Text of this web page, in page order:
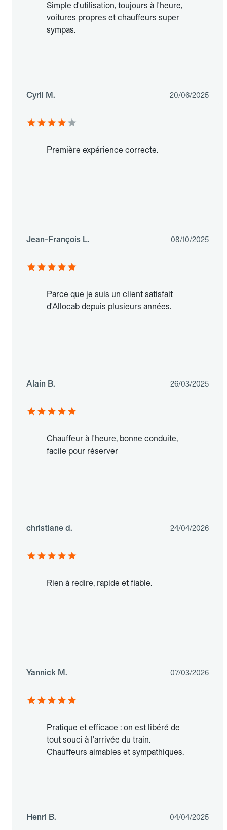
Simple d'utilisation, toujours à l'heure,
voitures propres et chauffeurs super
sympas.
Cyril M. 20/06/2025
Première expérience correcte.
Jean-François L. 08/10/2025
Parce que je suis un client satisfait
d'Allocab depuis plusieurs années.
Alain B. 26/03/2025
Chauffeur à l'heure, bonne conduite,
facile pour réserver
christiane d. 24/04/2026
Rien à redire, rapide et fiable.
Yannick M. 07/03/2026
Pratique et efficace : on est libéré de
tout souci à l'arrivée du train.
Chauffeurs aimables et sympathiques.
Henri B. 04/04/2025